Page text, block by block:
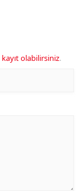
kayıt olabilirsiniz.